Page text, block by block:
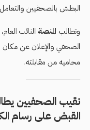
البطش بالصحفيين والتعامل
وتطالب المنصة النائب
الصحفي والإعلان عن مكان
محاميه من مقابلته.
نقيب الصحفيين
القبض على رسام